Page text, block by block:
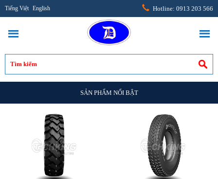
Tiếng Việt English Hotline: 0913 203 566
SẢN PHẨM NỔI BẬT